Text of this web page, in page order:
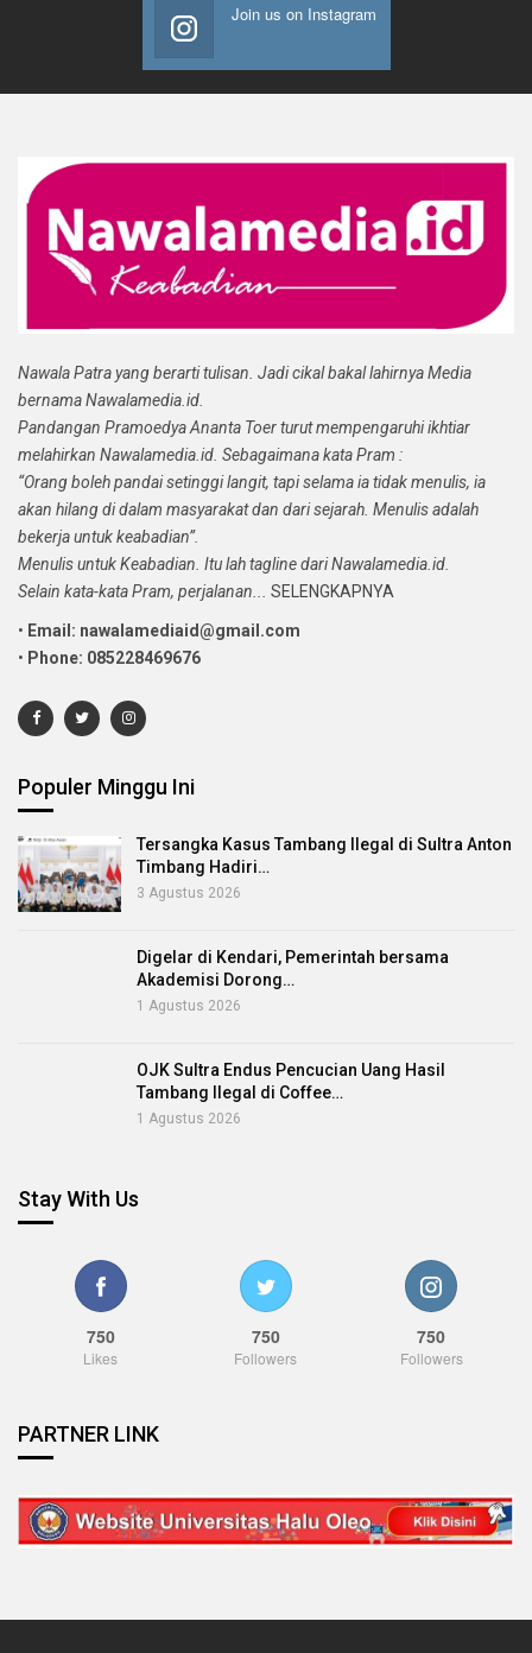
Join us on Instagram
Nawala Patra yang berarti tulisan. Jadi cikal bakal lahirnya Media
bernama Nawalamedia.id.
Pandangan Pramoedya Ananta Toer turut mempengaruhi ikhtiar
melahirkan Nawalamedia.id. Sebagaimana kata Pram :
“Orang boleh pandai setinggi langit, tapi selama ia tidak menulis, ia
akan hilang di dalam masyarakat dan dari sejarah. Menulis adalah
bekerja untuk keabadian”.
Menulis untuk Keabadian. Itu lah tagline dari Nawalamedia.id.
Selain kata-kata Pram, perjalanan...
SELENGKAPNYA
• Email: nawalamediaid@gmail.com
• Phone: 085228469676
Populer Minggu Ini
Tersangka Kasus Tambang Ilegal di Sultra Anton
Timbang Hadiri…
3 Agustus 2026
Digelar di Kendari, Pemerintah bersama
Akademisi Dorong…
1 Agustus 2026
OJK Sultra Endus Pencucian Uang Hasil
Tambang Ilegal di Coffee…
1 Agustus 2026
Stay With Us
750
Likes
750
Followers
750
Followers
PARTNER LINK